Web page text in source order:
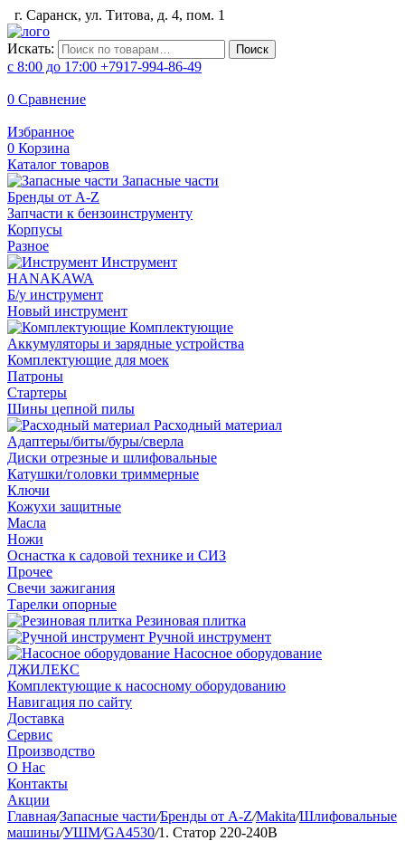
г. Саранск, ул. Титова, д. 4, пом. 1
Искать: Поиск
с 8:00 до 17:00 +7917-994-86-49
0 Сравнение
Избранное
0 Корзина
Каталог товаров
Запасные части
Бренды от A-Z
Запчасти к бензоинструменту
Корпусы
Разное
Инструмент
HANAKAWA
Б/у инструмент
Новый инструмент
Комплектующие
Аккумуляторы и зарядные устройства
Комплектующие для моек
Патроны
Стартеры
Шины цепной пилы
Расходный материал
Адаптеры/биты/буры/сверла
Диски отрезные и шлифовальные
Катушки/головки триммерные
Ключи
Кожухи защитные
Масла
Ножи
Оснастка к садовой технике и СИЗ
Прочее
Свечи зажигания
Тарелки опорные
Резиновая плитка
Ручной инструмент
Насосное оборудование
ДЖИЛЕКС
Комплектующие к насосному оборудованию
Навигация по сайту
Доставка
Сервис
Производство
О Нас
Контакты
Акции
Главная/Запасные части/Бренды от A-Z/Makita/Шлифовальные
машины/УШМ/GA4530/1. Статор 220-240В